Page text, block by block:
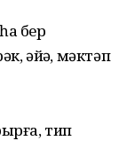
бер
әйҙә, мәктәп
тип